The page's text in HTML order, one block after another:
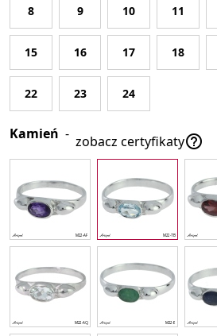
8 9 10 11
15 16 17 18
22 23 24
Kamień - zobacz certyfikaty